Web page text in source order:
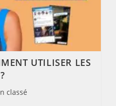
UTILISER LES
classé